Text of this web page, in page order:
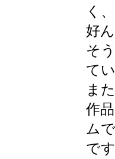
く
好
そ
て
ま
作
ム
で